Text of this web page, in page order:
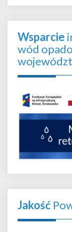
Wsparcie
wód
Jakość